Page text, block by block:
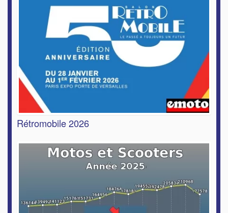
Rétromobile 2026